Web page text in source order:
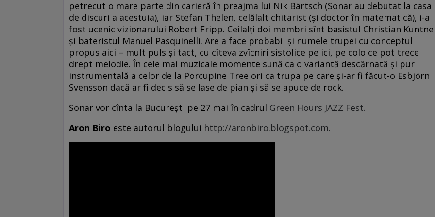
petrecut o mare parte din carieră în preajma lui Nik Bärtsch (Sonar au debutat la casa
de discuri a acestuia), iar Stefan Thelen, celălalt chitarist (şi doctor în matematică), i-a
fost ucenic vizionarului Robert Fripp. Ceilalţi doi membri sînt basistul Christian
şi bateristul Manuel Pasquinelli. Are a face probabil şi numele trupei cu conceptul
propus aici – mult puls şi tact, cu cîteva zvîcniri sistolice pe ici, pe colo ce pot trece
drept melodie. În cele mai muzicale momente sună ca o variantă descărnată şi pur
instrumentală a celor de la Porcupine Tree ori ca trupa pe care şi-ar fi făcut-o Esbjörn
Svensson dacă ar fi decis să se lase de pian şi să se apuce de rock.
Sonar vor cînta la Bucureşti pe 27 mai în cadrul Green Hours JAZZ Fest.
Aron Biro este autorul blogului http://a­ron­­bi­ro.blogspot.com.